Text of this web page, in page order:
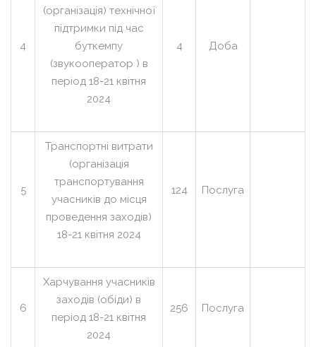
4
(організація) технічної
підтримки під час
буткемпу
(звукооператор ) в
період 18-21 квітня
2024
4 Доба
5
Транспортні витрати
(організація
транспортування
учасників до місця
проведення заходів)
18-21 квітня 2024
124 Послуга
6
Харчування учасників
заходів (обіди) в
період 18-21 квітня
2024
256 Послуга